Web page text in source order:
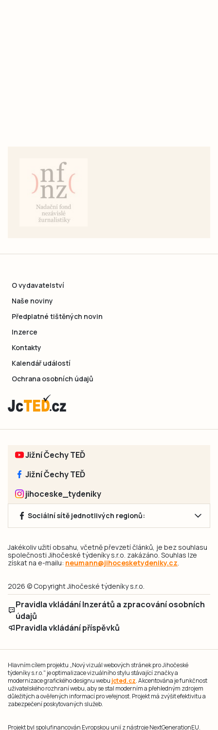
O vydavatelství
Naše noviny
Předplatné tištěných novin
Inzerce
Kontakty
Kalendář událostí
Ochrana osobních údajů
Jižní Čechy TEĎ
Jižní Čechy TEĎ
jihoceske_tydeniky
Sociální sítě jednotlivých regionů:
Jakékoliv užití obsahu, včetně převzetí článků, je bez souhlasu
společnosti Jihočeské týdeníky s.r.o. zakázáno. Souhlas lze
získat na e-mailu: neumann@jihocesketydeniky.cz
2026 © Copyright Jihočeské týdeníky s.r.o.
Pravidla vkládání Inzerátů a zpracování osobních
údajů
Pravidla vkládání příspěvků
Hlavním cílem projektu „Nový vizuál webových stránek pro Jihočeské
týdeníky s.r.o." je optimalizace vizuálního stylu stávající značky a
modernizace grafického designu webu jcted.cz. Akcentována je funkčnost
uživatelského rozhraní webu, aby se stal moderním a přehledným zdrojem
důležitých a ověřených informací pro veřejnost. Projekt má zvýšit efektivitu a
zabezpečení poskytovaných služeb.
Projekt byl spolufinancován Evropskou unií z nástroje NextGenerationEU.